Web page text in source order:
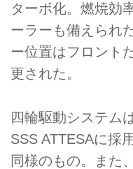
ターボ化。燃焼効
ーラーも備えられ
ー位置はフロント
更された。
四輪駆動システム
SSS ATTESAに採
同様のもの。また